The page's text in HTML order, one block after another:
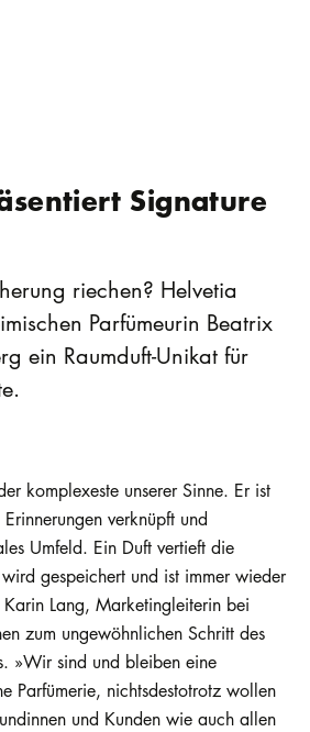
Signature
riechen? Helvetia
Parfümeurin Beatrix
ein Raumduft-Unikat für
komplexeste unserer Sinne. Er ist
verknüpft und
Umfeld. Ein Duft vertieft die
gespeichert und ist immer wieder
Lang, Marketingleiterin bei
zum ungewöhnlichen Schritt des
»Wir sind und bleiben eine
Parfümerie, nichtsdestotrotz wollen
und Kunden wie auch allen